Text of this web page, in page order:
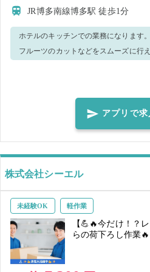
JR博多南線博多駅徒歩1分
ホテルのキッチンでの業務になります
フルーツのカットなどをスムーズに行
計量 ・盛り付け ・ケーキの仕上げ作業補助 などがございま
空いたら、他のことをお願いすること
応募お待ちしております！
アプリで求
株式会社シーエル
未経験OK 軽作業
【💪🔥今だけ！？
らの荷下ろし作業🔥